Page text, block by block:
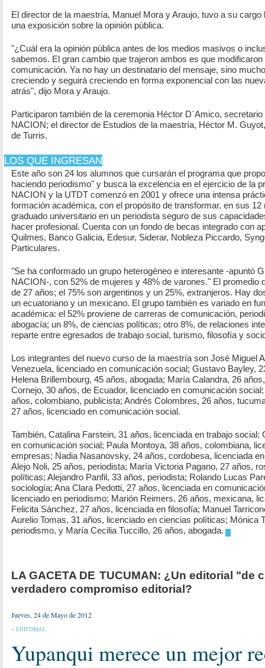
El director de la maestría, Manuel Mora y Araujo, tuvo a su
una exposición sobre la opinión pública.
"¿Cuál era la opinión pública antes de los medios masivos o
sabemos. El gran cambio que trajeron ambos es que
comunicación. Ya no hay un destinatario del mensaje, sino
creciendo y seguirá creciendo en forma exponencial con las
atrás", dijo Mora y Araujo.
Participaron también de la ceremonia Héctor D`Amico,
NACION; el director de Estudios de la maestría, Héctor M.
de Turris.
LOS QUE INGRESAN
Este año son 24 los alumnos que cursarán el programa que
haciendo periodismo" y busca la excelencia en el ejercicio de la
NACION y la UTDT comenzó en 2001 y ofrece una intensa
formación académica, con el propósito de transformar, en sus
graduado universitario en un periodista seguro de sus
hacer profesional. Cuenta con un fondo de becas integrado con
Quilmes, Banco Galicia, Edesur, Siderar, Nobleza Piccardo,
Particulares.
"Se ha conformado un grupo heterogéneo e interesante -apuntó
NACION-, con 52% de mujeres y 48% de varones." El promedio
de 27 años; el 75% son argentinos y un 25%, extranjeros. Hay
un ecuatoriano y un mexicano. El grupo también es variado en
académica: el 52% proviene de carreras de comunicación,
abogacía; un 8%, de ciencias políticas; otro 8%, de relaciones
reparte entre egresados de trabajo social, turismo, filosofía y
Los integrantes del nuevo curso de la maestría son José Miguel
Venezuela, licenciado en comunicación social; Gustavo Bayley,
Helena Brillembourg, 45 años, abogada; María Calandra, 26
Cornejo, 30 años, de Ecuador, licenciado en comunicación
años, colombiano, publicista; Andrés Colombres, 26 años,
27 años, licenciado en comunicación social.
También, Catalina Farstein, 31 años, licenciada en trabajo social;
en comunicación social; Paula Montoya, 38 años, colombiana,
empresas; Nadia Nasanovsky, 24 años, cordobesa, licenciada
Alejo Noli, 25 años, periodista; María Victoria Pagano, 27 años,
políticas; Alejandro Panfil, 33 años, periodista; Rolando Lucas
sociología; Ana Clara Pedotti, 27 años, licenciada en
licenciado en periodismo; Marión Reimers, 26 años, mexicana,
Felicita Sánchez, 27 años, licenciada en filosofía; Manuel
Aurelio Tomas, 31 años, licenciado en ciencias políticas; Mónica
periodismo, y María Cecilia Tuccillo, 26 años, abogada.
LA GACETA DE TUCUMAN: ¿Un editorial "de
verdadero compromiso editorial?
Jueves, 24 de Mayo de 2012
›› EDITORIAL
Yupanqui merece un mejor